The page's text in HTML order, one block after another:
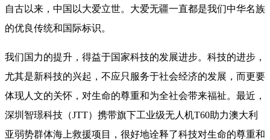
自古以来，中国以大爱立世。大爱无疆一直都是我们中华名族
的优良传统和国际标识。
我们国力的提升，得益于国家科技的发展进步。科技的进步，
尤其是新科技的兴起，不应只服务于社会经济的发展，而更要
体现人文的关怀，对生命的尊重和为全社会带来福祉。最近，
深圳智璟科技（JTT）携带旗下工业级无人机T60助力澳大利
亚弱势群体海上救援项目，很好地诠释了科技对生命的尊重和